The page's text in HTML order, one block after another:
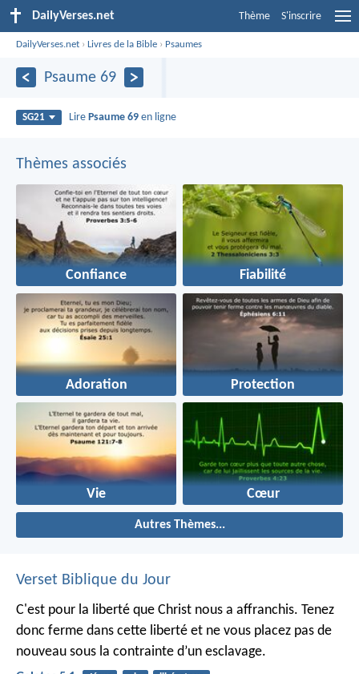
DailyVerses.net Thème S'inscrire
DailyVerses.net ›Livres de la Bible › Psaumes
Psaume 69
SG21 Lire Psaume 69 en ligne
Thèmes associés
Confiance Fiabilité
Adoration Protection
Vie Cœur
Autres Thèmes...
Verset Biblique du Jour
C'est pour la liberté que Christ nous a affranchis. Tenez
donc ferme dans cette liberté et ne vous placez pas de
nouveau sous la contrainte d’un esclavage.